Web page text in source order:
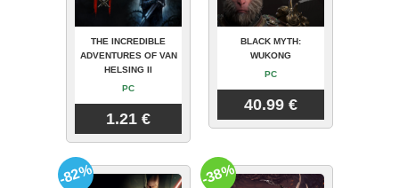
THE INCREDIBLE
ADVENTURES OF VAN
HELSING II
PC
1.21 €
BLACK MYTH:
WUKONG
PC
40.99 €
-82% -38%